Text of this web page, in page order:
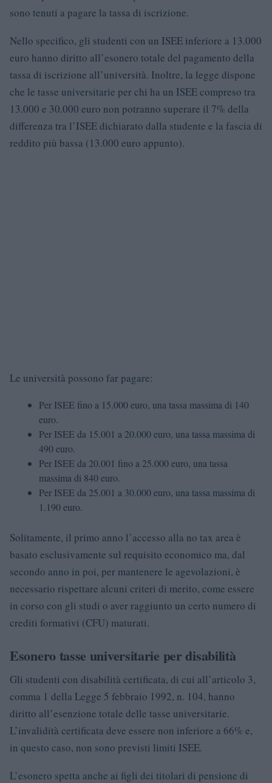
sono tenuti a pagare la tassa di iscrizione.
Nello specifico, gli studenti con un ISEE inferiore a 13.000
euro hanno diritto all’esonero totale del pagamento della
tassa di iscrizione all’università. Inoltre, la legge dispone
che le tasse universitarie per chi ha un ISEE compreso tra
13.000 e 30.000 euro non potranno superare il 7% della
differenza tra l’ISEE dichiarato dalla studente e la fascia di
reddito più bassa (13.000 euro appunto).
Le università possono far pagare:
Per ISEE fino a 15.000 euro, una tassa massima di 140
euro.
Per ISEE da 15.001 a 20.000 euro, una tassa massima di
490 euro.
Per ISEE da 20.001 fino a 25.000 euro, una tassa
massima di 840 euro.
Per ISEE da 25.001 a 30.000 euro, una tassa massima di
1.190 euro.
Solitamente, il primo anno l’accesso alla no tax area è
basato esclusivamente sul requisito economico ma, dal
secondo anno in poi, per mantenere le agevolazioni, è
necessario rispettare alcuni criteri di merito, come essere
in corso con gli studi o aver raggiunto un certo numero di
crediti formativi (CFU) maturati.
Esonero tasse universitarie per disabilità
Gli studenti con disabilità certificata, di cui all’articolo 3,
comma 1 della Legge 5 febbraio 1992, n. 104, hanno
diritto all’esenzione totale delle tasse universitarie.
L’invalidità certificata deve essere non inferiore a 66% e,
in questo caso, non sono previsti limiti ISEE.
L’esonero spetta anche ai figli dei titolari di pensione di